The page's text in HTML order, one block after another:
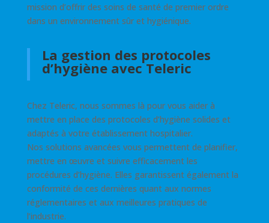
mission d’offrir des soins de santé de premier ordre
dans un environnement sûr et hygiénique.
La gestion des protocoles
d’hygiène avec Teleric
Chez Teleric, nous sommes là pour vous aider à
mettre en place des protocoles d’hygiène solides et
adaptés à votre établissement hospitalier.
Nos solutions avancées vous permettent de planifier,
mettre en œuvre et suivre efficacement les
procédures d’hygiène. Elles garantissent également la
conformité de ces dernières quant aux normes
réglementaires et aux meilleures pratiques de
l’industrie.